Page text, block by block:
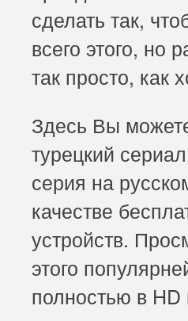
сделать так,
всего этого, но
так просто, как
Здесь Вы
турецкий
серия на
качестве
устройств.
этого
полностью в HD